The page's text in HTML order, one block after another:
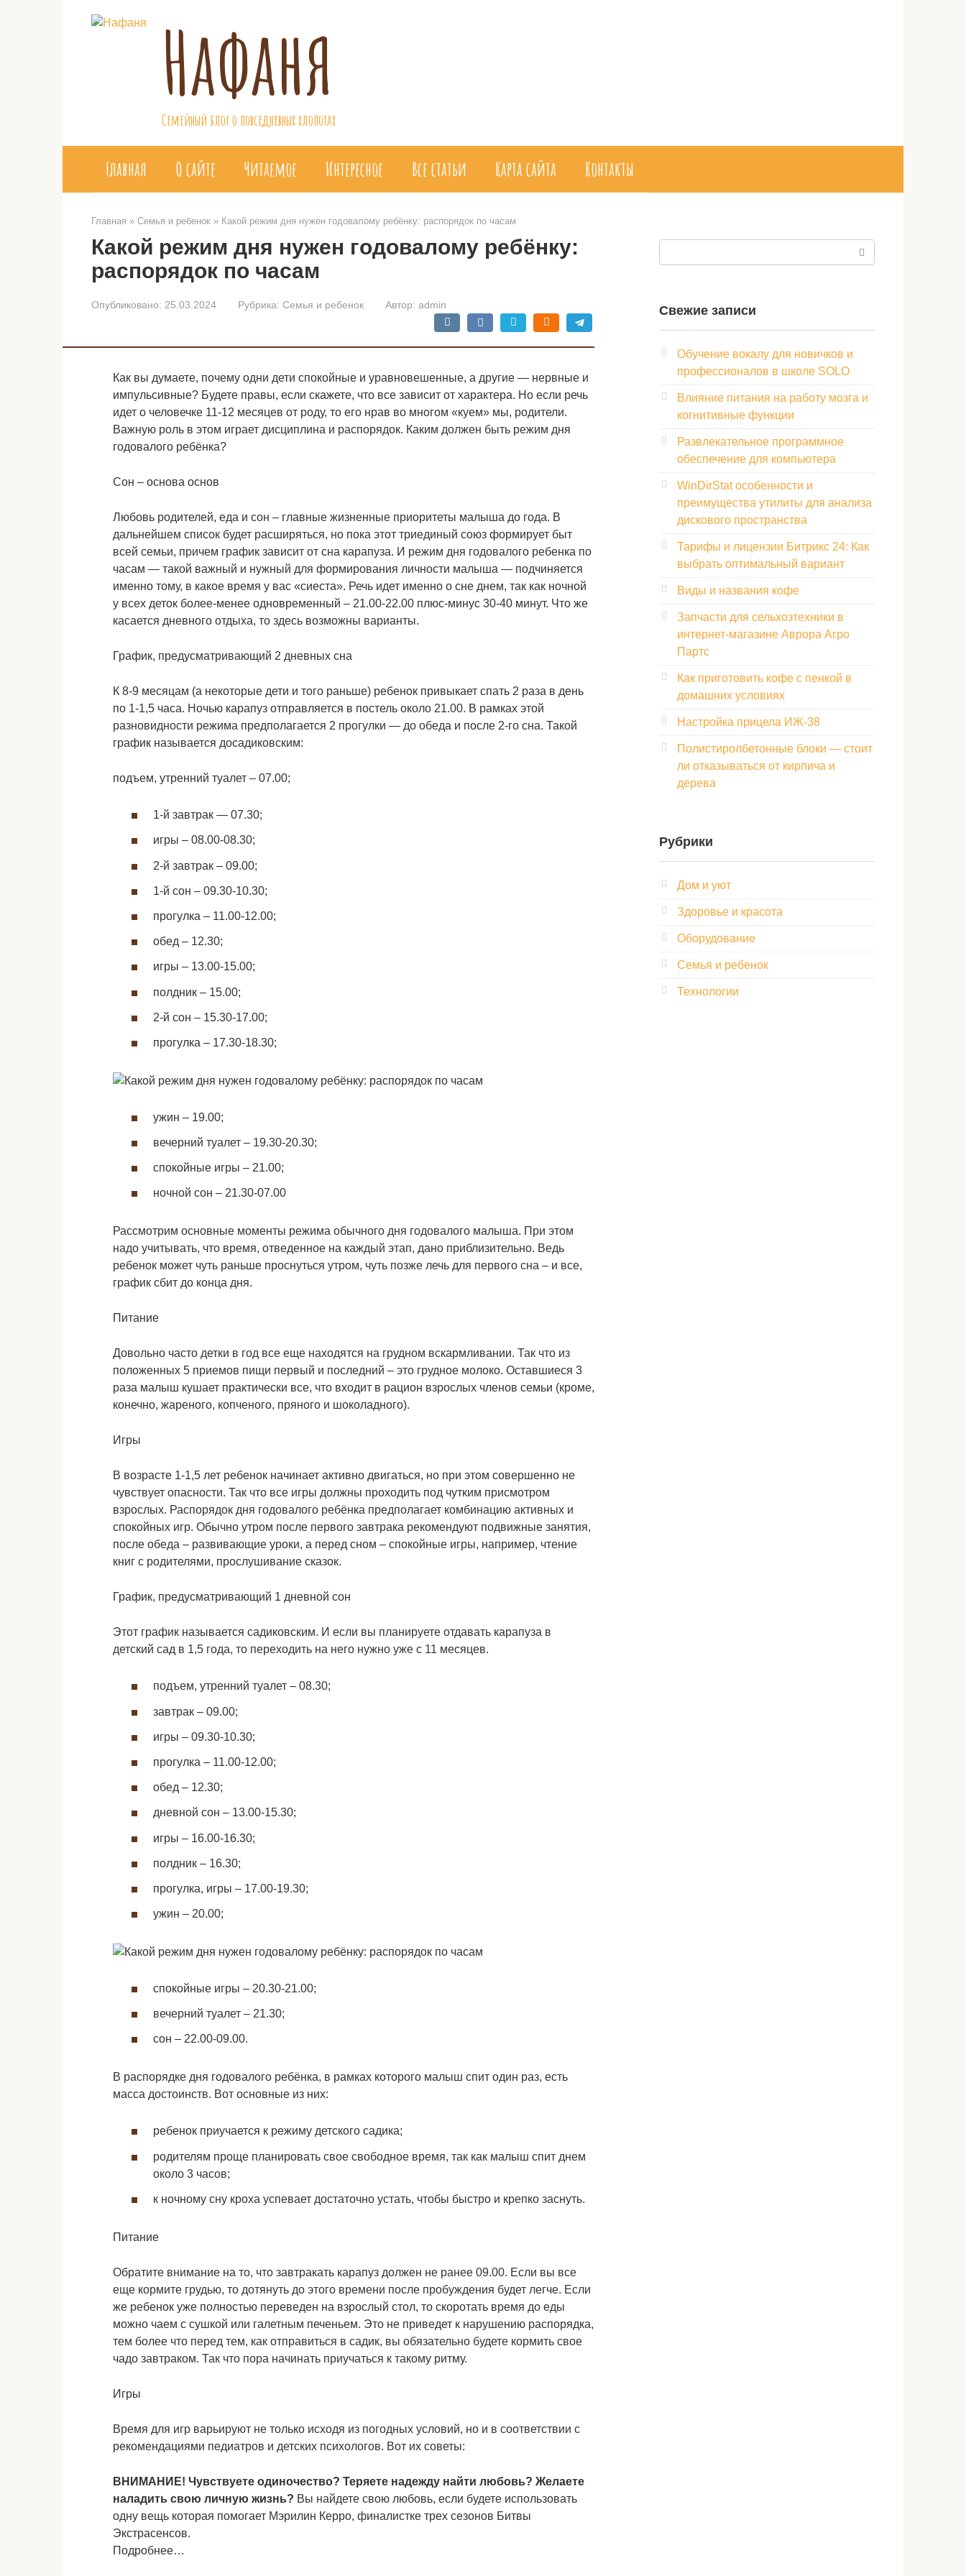
Нафаня
Семейный блог о повседневных хлопотах
Главная О сайте Читаемое Интересное Все статьи Карта сайта Контакты
Главная » Семья и ребенок » Какой режим дня нужен годовалому ребёнку: распорядок по часам
Какой режим дня нужен годовалому ребёнку:
распорядок по часам
Опубликовано: 25.03.2024 Рубрика: Семья и ребенок Автор: admin
Как вы думаете, почему одни дети спокойные и уравновешенные, а другие — нервные и
импульсивные? Будете правы, если скажете, что все зависит от характера. Но если речь
идет о человечке 11-12 месяцев от роду, то его нрав во многом «куем» мы, родители.
Важную роль в этом играет дисциплина и распорядок. Каким должен быть режим дня
годовалого ребёнка?
Сон – основа основ
Любовь родителей, еда и сон – главные жизненные приоритеты малыша до года. В
дальнейшем список будет расширяться, но пока этот триединый союз формирует быт
всей семьи, причем график зависит от сна карапуза. И режим дня годовалого ребенка по
часам — такой важный и нужный для формирования личности малыша — подчиняется
именно тому, в какое время у вас «сиеста». Речь идет именно о сне днем, так как ночной
у всех деток более-менее одновременный – 21.00-22.00 плюс-минус 30-40 минут. Что же
касается дневного отдыха, то здесь возможны варианты.
График, предусматривающий 2 дневных сна
К 8-9 месяцам (а некоторые дети и того раньше) ребенок привыкает спать 2 раза в день
по 1-1,5 часа. Ночью карапуз отправляется в постель около 21.00. В рамках этой
разновидности режима предполагается 2 прогулки — до обеда и после 2-го сна. Такой
график называется досадиковским:
подъем, утренний туалет – 07.00;
1-й завтрак — 07.30;
игры – 08.00-08.30;
2-й завтрак – 09.00;
1-й сон – 09.30-10.30;
прогулка – 11.00-12.00;
обед – 12.30;
игры – 13.00-15.00;
полдник – 15.00;
2-й сон – 15.30-17.00;
прогулка – 17.30-18.30;
ужин – 19.00;
вечерний туалет – 19.30-20.30;
спокойные игры – 21.00;
ночной сон – 21.30-07.00
Рассмотрим основные моменты режима обычного дня годовалого малыша. При этом
надо учитывать, что время, отведенное на каждый этап, дано приблизительно. Ведь
ребенок может чуть раньше проснуться утром, чуть позже лечь для первого сна – и все,
график сбит до конца дня.
Питание
Довольно часто детки в год все еще находятся на грудном вскармливании. Так что из
положенных 5 приемов пищи первый и последний – это грудное молоко. Оставшиеся 3
раза малыш кушает практически все, что входит в рацион взрослых членов семьи (кроме,
конечно, жареного, копченого, пряного и шоколадного).
Игры
В возрасте 1-1,5 лет ребенок начинает активно двигаться, но при этом совершенно не
чувствует опасности. Так что все игры должны проходить под чутким присмотром
взрослых. Распорядок дня годовалого ребёнка предполагает комбинацию активных и
спокойных игр. Обычно утром после первого завтрака рекомендуют подвижные занятия,
после обеда – развивающие уроки, а перед сном – спокойные игры, например, чтение
книг с родителями, прослушивание сказок.
График, предусматривающий 1 дневной сон
Этот график называется садиковским. И если вы планируете отдавать карапуза в
детский сад в 1,5 года, то переходить на него нужно уже с 11 месяцев.
подъем, утренний туалет – 08.30;
завтрак – 09.00;
игры – 09.30-10.30;
прогулка – 11.00-12.00;
обед – 12.30;
дневной сон – 13.00-15.30;
игры – 16.00-16.30;
полдник – 16.30;
прогулка, игры – 17.00-19.30;
ужин – 20.00;
спокойные игры – 20.30-21.00;
вечерний туалет – 21.30;
сон – 22.00-09.00.
В распорядке дня годовалого ребёнка, в рамках которого малыш спит один раз, есть
масса достоинств. Вот основные из них:
ребенок приучается к режиму детского садика;
родителям проще планировать свое свободное время, так как малыш спит днем
около 3 часов;
к ночному сну кроха успевает достаточно устать, чтобы быстро и крепко заснуть.
Питание
Обратите внимание на то, что завтракать карапуз должен не ранее 09.00. Если вы все
еще кормите грудью, то дотянуть до этого времени после пробуждения будет легче. Если
же ребенок уже полностью переведен на взрослый стол, то скоротать время до еды
можно чаем с сушкой или галетным печеньем. Это не приведет к нарушению распорядка,
тем более что перед тем, как отправиться в садик, вы обязательно будете кормить свое
чадо завтраком. Так что пора начинать приучаться к такому ритму.
Игры
Время для игр варьируют не только исходя из погодных условий, но и в соответствии с
рекомендациями педиатров и детских психологов. Вот их советы:
ВНИМАНИЕ! Чувствуете одиночество? Теряете надежду найти любовь? Желаете
наладить свою личную жизнь? Вы найдете свою любовь, если будете использовать
одну вещь которая помогает Мэрилин Керро, финалистке трех сезонов Битвы
Экстрасенсов.
Подробнее…
Свежие записи
Обучение вокалу для новичков и
профессионалов в школе SOLO
Влияние питания на работу мозга и
когнитивные функции
Развлекательное программное
обеспечение для компьютера
WinDirStat особенности и
преимущества утилиты для анализа
дискового пространства
Тарифы и лицензии Битрикс 24: Как
выбрать оптимальный вариант
Виды и названия кофе
Запчасти для сельхозтехники в
интернет-магазине Аврора Агро
Партс
Как приготовить кофе с пенкой в
домашних условиях
Настройка прицела ИЖ‑38
Полистиролбетонные блоки — стоит
ли отказываться от кирпича и
дерева
Рубрики
Дом и уют
Здоровье и красота
Оборудование
Семья и ребенок
Технологии